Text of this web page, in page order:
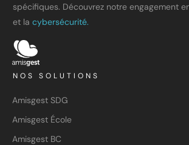
spécifiques. Découvrez notre engagement
et la cybersécurité.
NOS SOLUTIONS
Amisgest SDG
Amisgest École
Amisgest BC